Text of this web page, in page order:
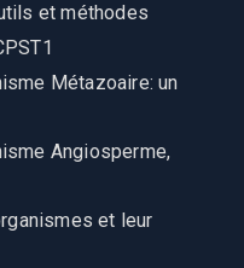
et méthodes
Métazoaire: un
Angiosperme,
et leur